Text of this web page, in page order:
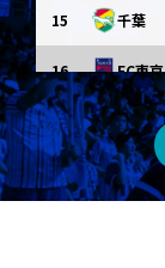
15 千葉
16 FC東京
東京Ｖ
川崎Ｆ